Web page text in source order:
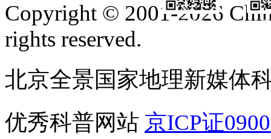
订阅号
Copyright © 2001-2026
rights reserved.
北京全景国家地理新媒体
优秀科普网站 京ICP证